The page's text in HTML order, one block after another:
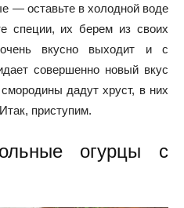
— оставьте в холодной воде
специи, их берем из своих
очень вкусно выходит и с
совершенно новый вкус
дадут хруст, в них
приступим.
огурцы с